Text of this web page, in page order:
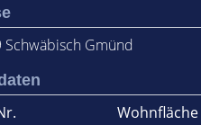
Schwäbisch Gmünd
Wohnfläche